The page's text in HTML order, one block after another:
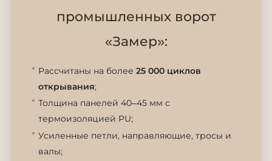
промышленных ворот
«Замер»:
Рассчитаны на более 25 000 циклов
открывания;
Толщина панелей 40–45 мм с
термоизоляцией PU;
Усиленные петли, направляющие, тросы и
валы;